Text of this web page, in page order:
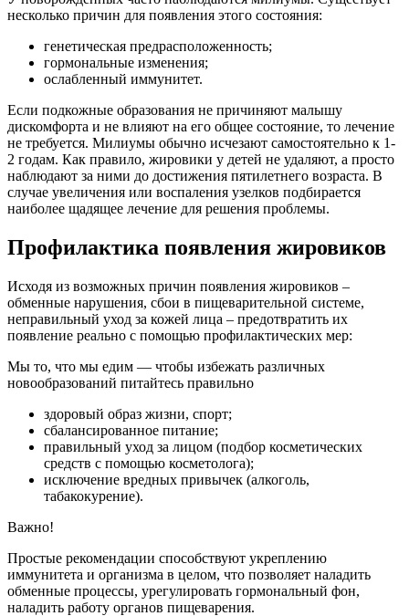
несколько причин для появления этого состояния:
генетическая предрасположенность;
гормональные изменения;
ослабленный иммунитет.
Если подкожные образования не причиняют малышу
дискомфорта и не влияют на его общее состояние, то лечение
не требуется. Милиумы обычно исчезают самостоятельно к 1-
2 годам. Как правило, жировики у детей не удаляют, а просто
наблюдают за ними до достижения пятилетнего возраста. В
случае увеличения или воспаления узелков подбирается
наиболее щадящее лечение для решения проблемы.
Профилактика появления жировиков
Исходя из возможных причин появления жировиков –
обменные нарушения, сбои в пищеварительной системе,
неправильный уход за кожей лица – предотвратить их
появление реально с помощью профилактических мер:
Мы то, что мы едим — чтобы избежать различных
новообразований питайтесь правильно
здоровый образ жизни, спорт;
сбалансированное питание;
правильный уход за лицом (подбор косметических
средств с помощью косметолога);
исключение вредных привычек (алкоголь,
табакокурение).
Важно!
Простые рекомендации способствуют укреплению
иммунитета и организма в целом, что позволяет наладить
обменные процессы, урегулировать гормональный фон,
наладить работу органов пищеварения.